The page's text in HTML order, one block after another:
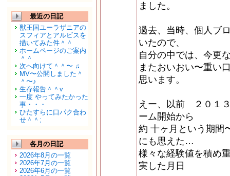
最近の日記
獣王国ユーラザニアの
スフィアとアルビスを
描いてみた件＾＾
ホームページのご案内
＾＾
次へ向けて＾＾〜 ♫
MV〜公開しました＾
＾〜♪
生存報告＾＾v
一度 やってみたかった
事・・・
ひたすらに口パク合わ
せ＾＾;
各月の日記
2026年8月の一覧
2026年7月の一覧
2026年6月の一覧
ました。
過去、当時、個人ブ
いたので、
自分の中では、今更
またおいおい〜重い
思います。
えー、以前 ２０１
ーム開始から
約 十ヶ月という期間
にも思えた…
様々な経験値を積め
実した月日